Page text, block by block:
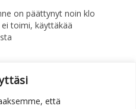
että
on päättynyt noin klo
toimi, käyttäkää